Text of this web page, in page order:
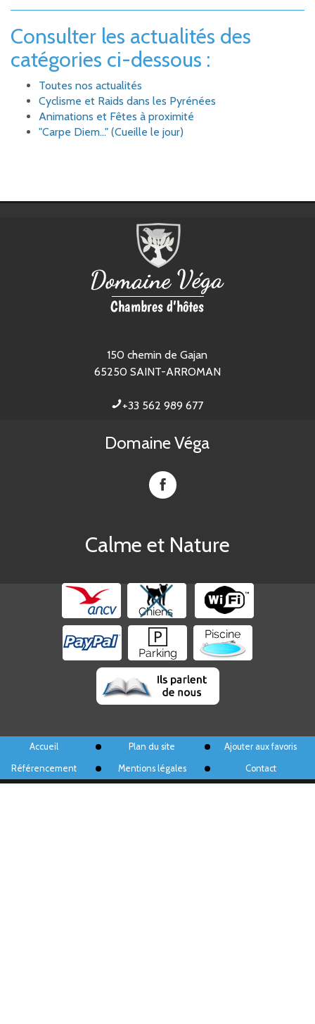
Consulter les actualités des
catégories ci-dessous :
Toutes nos actualités
Cyclisme et Raids dans les Pyrénées
Animations et Fêtes à proximité
"Carpe Diem..." (Cueille le jour)
150 chemin de Gajan
65250 SAINT-ARROMAN
+33 562 989 677
Domaine Véga
Domaine
Calme et Nature
Accueil Plan du site Ajouter aux favoris
Référencement Mentions légales Contact